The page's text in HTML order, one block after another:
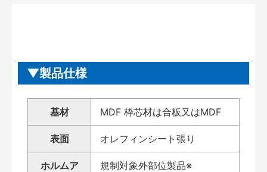
製品仕様
基材 MDF 枠芯材は合板又はMDF
表面 オレフィンシート張り
ホルムア
規制対象外部位製品※